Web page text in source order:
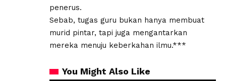
penerus.
Sebab, tugas guru bukan hanya membuat
murid pintar, tapi juga mengantarkan
mereka menuju keberkahan ilmu.***
You Might Also Like